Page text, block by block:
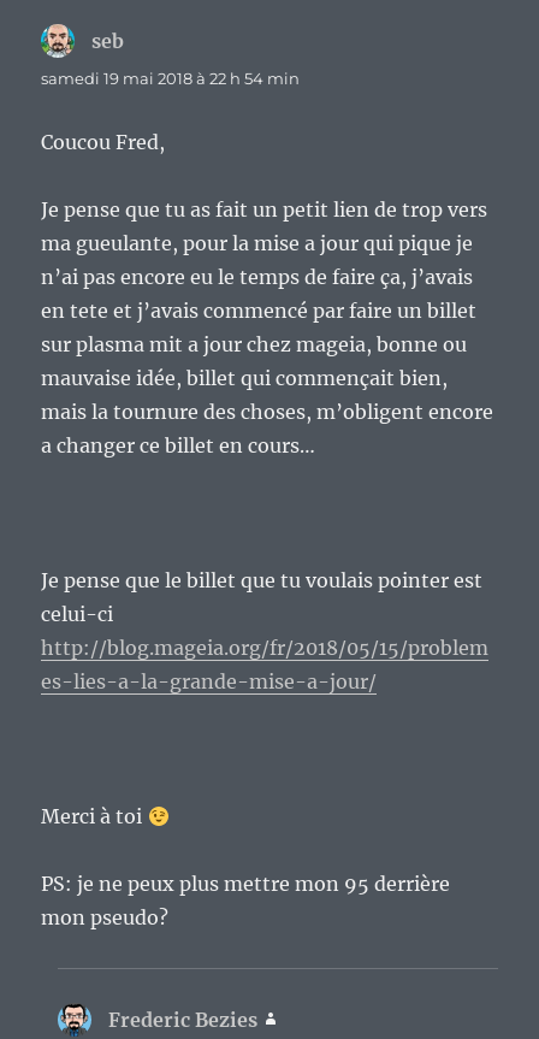
seb
samedi 19 mai 2018 à 22 h 54 min
Coucou Fred,
Je pense que tu as fait un petit lien de trop vers
ma gueulante, pour la mise a jour qui pique je
n’ai pas encore eu le temps de faire ça, j’avais
en tete et j’avais commencé par faire un billet
sur plasma mit a jour chez mageia, bonne ou
mauvaise idée, billet qui commençait bien,
mais la tournure des choses, m’obligent encore
a changer ce billet en cours…
Je pense que le billet que tu voulais pointer est
celui-ci
http://blog.mageia.org/fr/2018/05/15/problem
es-lies-a-la-grande-mise-a-jour/
Merci à toi
PS: je ne peux plus mettre mon 95 derrière
mon pseudo?
Frederic Bezies